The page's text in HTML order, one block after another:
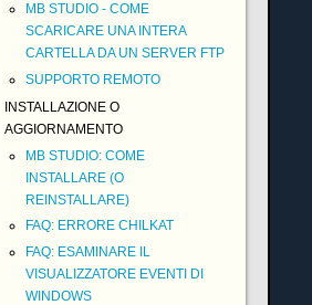
MB STUDIO - COME
SCARICARE UNA INTERA
CARTELLA DA UN SERVER FTP
SUPPORTO REMOTO
INSTALLAZIONE O
AGGIORNAMENTO
MB STUDIO: COME
INSTALLARE (O
REINSTALLARE)
FAQ: ERRORE CHILKAT
FAQ: ESAMINARE IL
VISUALIZZATORE EVENTI DI
WINDOWS